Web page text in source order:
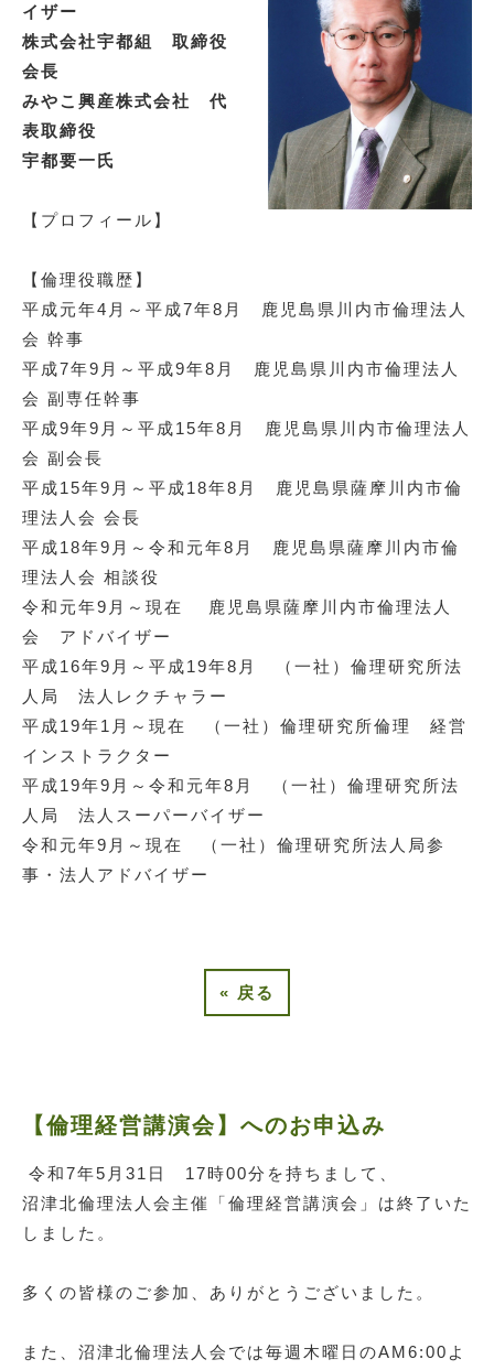
イザー
株式会社宇都組 取締役
会長
みやこ興産株式会社 代
表取締役
宇都要一氏
【プロフィール】
【倫理役職歴】
平成元年4月～平成7年8月 鹿児島県川内市倫理法人
会 幹事
平成7年9月～平成9年8月 鹿児島県川内市倫理法人
会 副専任幹事
平成9年9月～平成15年8月 鹿児島県川内市倫理法人
会 副会長
平成15年9月～平成18年8月 鹿児島県薩摩川内市倫
理法人会 会長
平成18年9月～令和元年8月 鹿児島県薩摩川内市倫
理法人会 相談役
令和元年9月～現在 鹿児島県薩摩川内市倫理法人
会 アドバイザー
平成16年9月～平成19年8月 （一社）倫理研究所法
人局 法人レクチャラー
平成19年1月～現在 （一社）倫理研究所倫理 経営
インストラクター
平成19年9月～令和元年8月 （一社）倫理研究所法
人局 法人スーパーバイザー
令和元年9月～現在 （一社）倫理研究所法人局参
事・法人アドバイザー
« 戻る
【倫理経営講演会】へのお申込み
令和7年5月31日 17時00分を持ちまして、
沼津北倫理法人会主催「倫理経営講演会」は終了いた
しました。
多くの皆様のご参加、ありがとうございました。
また、沼津北倫理法人会では毎週木曜日のAM6:00よ